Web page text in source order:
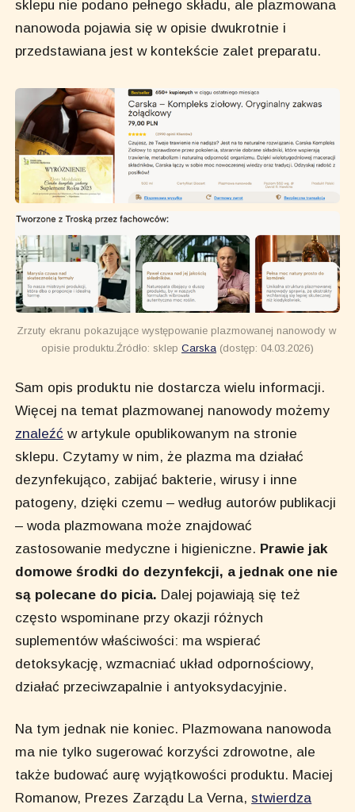
sklepu nie podano pełnego składu, ale plazmowana
nanowoda pojawia się w opisie dwukrotnie i
przedstawiana jest w kontekście zalet preparatu.
Zrzuty ekranu pokazujące występowanie plazmowanej nanowody w
opisie produktu.Źródło: sklep Carska (dostęp: 04.03.2026)
Sam opis produktu nie dostarcza wielu informacji.
Więcej na temat plazmowanej nanowody możemy
znaleźć w artykule opublikowanym na stronie
sklepu. Czytamy w nim, że plazma ma działać
dezynfekująco, zabijać bakterie, wirusy i inne
patogeny, dzięki czemu – według autorów publikacji
– woda plazmowana może znajdować
zastosowanie medyczne i higieniczne. Prawie jak
domowe środki do dezynfekcji, a jednak one nie
są polecane do picia. Dalej pojawiają się też
często wspominane przy okazji różnych
suplementów właściwości: ma wspierać
detoksykację, wzmacniać układ odpornościowy,
działać przeciwzapalnie i antyoksydacyjnie.
Na tym jednak nie koniec. Plazmowana nanowoda
ma nie tylko sugerować korzyści zdrowotne, ale
także budować aurę wyjątkowości produktu. Maciej
Romanow, Prezes Zarządu La Verna, stwierdza